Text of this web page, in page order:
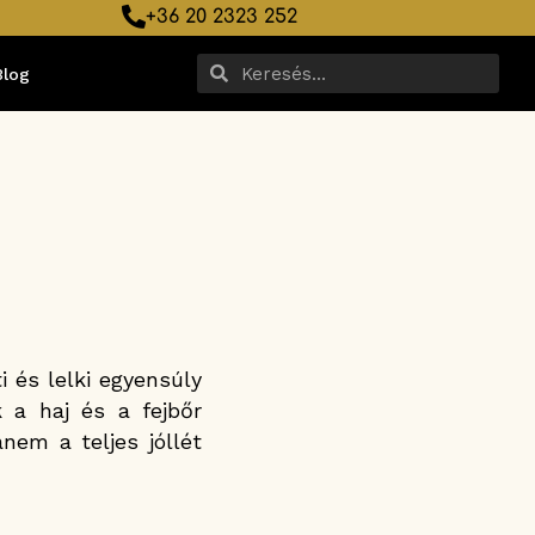
+36 20 2323 252
és lelki egyensúly
a haj és a fejbőr
a teljes jóllét